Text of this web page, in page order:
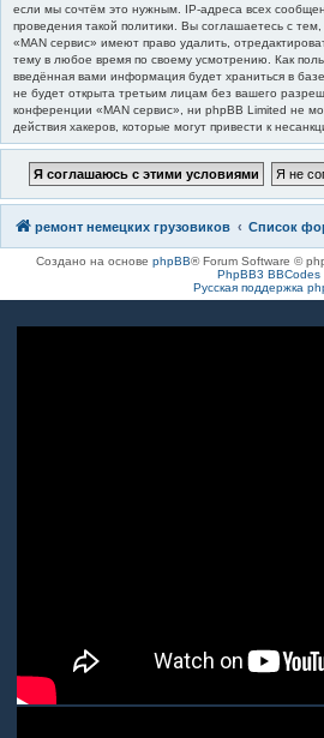
если мы сочтём это нужным. IP-адреса всех
проведения такой политики. Вы соглашаетесь с
«MAN сервис» имеют право удалить,
тему в любое время по своему усмотрению. Как
введённая вами информация будет храниться в
не будет открыта третьим лицам без вашего
конференции «MAN сервис», ни phpBB Limited не
действия хакеров, которые могут привести к
ремонт немецких грузовиков Список
Создано на основе phpBB® Forum Software ©
PhpBB3 BBCodes
Русская поддержка